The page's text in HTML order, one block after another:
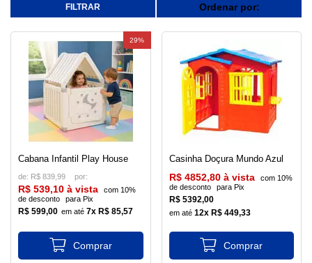
Ordenar por:
Cabana Infantil Play House
de: R$ 839,99
R$ 599,00 7x R$ 85,57
R$ 539,10 à vista
com 10%
de desconto
para Pix
29%
Casinha Doçura Mundo Azul
R$ 5392,00
12x R$ 449,33
R$ 4852,80 à vista
com 10%
de desconto
para Pix